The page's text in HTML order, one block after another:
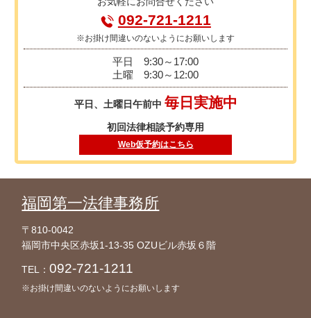
092-721-1211
※お掛け間違いのないようにお願いします
平日
9:30～17:00
土曜
9:30～12:00
平日、土曜日午前中 毎日実施中
初回法律相談予約専用
Web仮予約はこちら
福岡第一法律事務所
〒810-0042
福岡市中央区赤坂1-13-35 OZUビル赤坂６階
TEL：092-721-1211
※お掛け間違いのないようにお願いします